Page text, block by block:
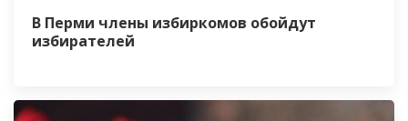
В Перми члены избиркомов обойдут
избирателей